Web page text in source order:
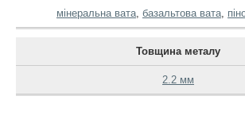
мінеральна вата базальтова вата
Товщина металу
2.2 мм